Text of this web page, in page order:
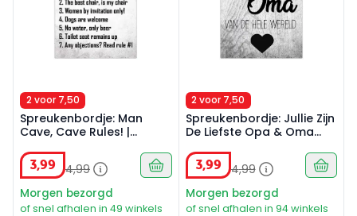
2 voor 7,50
Spreukenbordje: Man
Cave, Cave Rules! |
3,99 4,99
Morgen bezorgd
of snel afhalen in 49 winkels
2 voor 7,50
Spreukenbordje: Jullie Zijn
De Liefste Opa & Oma
Houten Tekstbord
3,99 4,99
Morgen bezorgd
of snel afhalen in 94 winkels